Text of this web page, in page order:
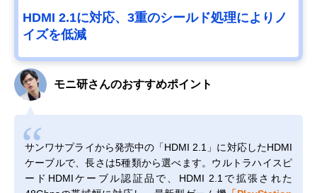
HDMI 2.1に対応、3重のシールド処理によりノ
イズを低減
モニ研さんのおすすめポイント
サンワサプライから発売中の「HDMI 2.1」に対応したHDMI
ケーブルで、長さは5種類から選べます。ウルトラハイスピ
ードHDMIケーブル認証品で、HDMI 2.1で拡張された